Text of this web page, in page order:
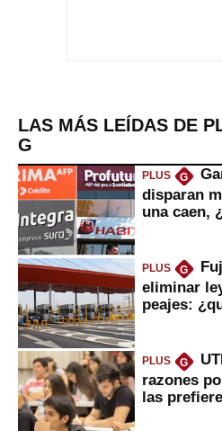
LAS MÁS LEÍDAS DE
G
PLUS G
disparan
una caen,
PLUS G
eliminar
peajes:
PLUS G
razones
las